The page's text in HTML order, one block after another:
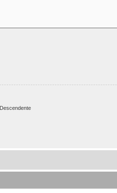
Descendente